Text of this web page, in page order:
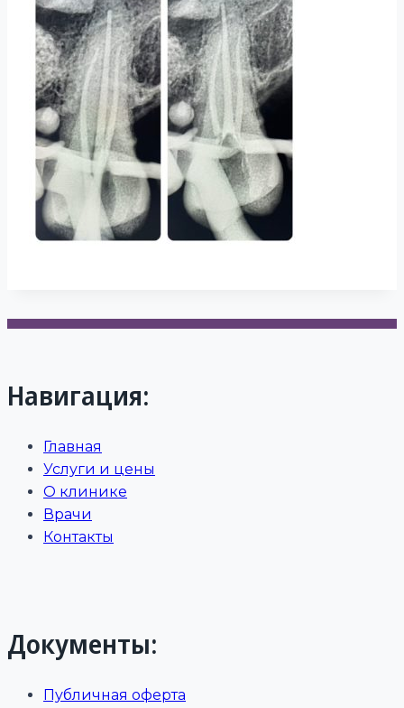
Навигация:
Главная
Услуги и цены
О клинике
Врачи
Контакты
Документы:
Публичная оферта